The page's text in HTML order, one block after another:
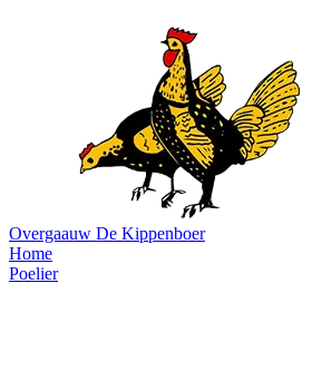
Overgaauw De Kippenboer
Home
Poelier